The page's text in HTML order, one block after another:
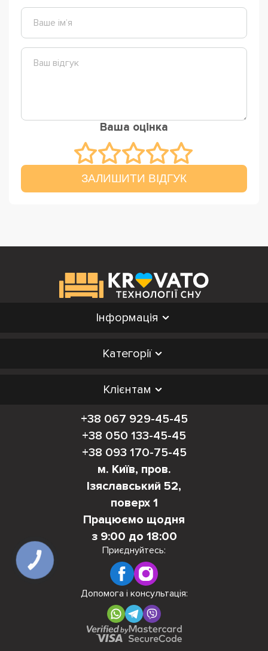
Ваша оцінка
ЗАЛИШИТИ ВІДГУК
Інформація
Категорії
Клієнтам
+38 067 929-45-45
+38 050 133-45-45
+38 093 170-75-45
м. Київ, пров.
Ізяславський 52,
поверх 1
Працюємо щодня
з 9:00 до 18:00
Приєднуйтесь:
Допомога і консультація:
КНОПКА
ЗВ'ЯЗКУ